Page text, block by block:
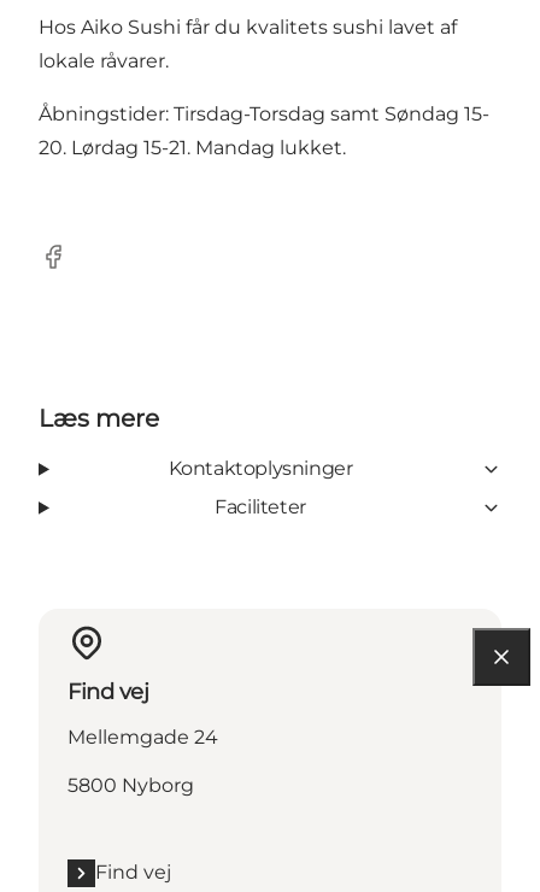
Hos Aiko Sushi får du kvalitets sushi lavet af
lokale råvarer.
Åbningstider: Tirsdag-Torsdag samt Søndag 15-
20. Lørdag 15-21. Mandag lukket.
Facebook
Læs mere
Kontaktoplysninger
Faciliteter
Find vej
Mellemgade 24
5800 Nyborg
Find vej